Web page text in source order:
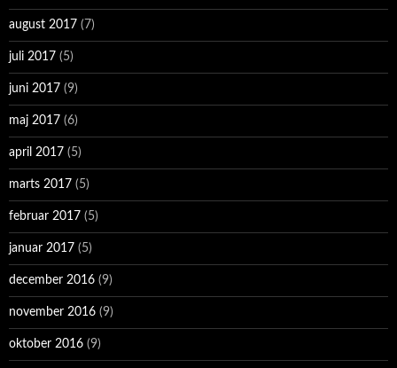
august 2017 (7)
juli 2017 (5)
juni 2017 (9)
maj 2017 (6)
april 2017 (5)
marts 2017 (5)
februar 2017 (5)
januar 2017 (5)
december 2016 (9)
november 2016 (9)
oktober 2016 (9)